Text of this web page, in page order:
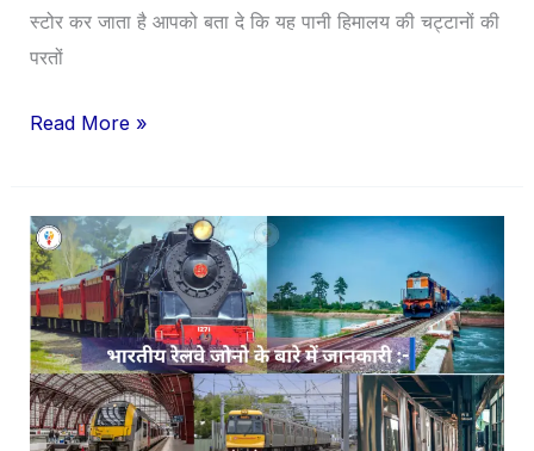
स्टोर कर जाता है आपको बता दे कि यह पानी हिमालय की चट्टानों की
परतों
Read More »
भारतीय
रेलवे
जोनो
के
बारे
में